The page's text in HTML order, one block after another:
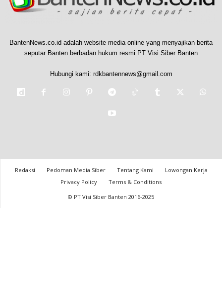
BantenNews.co.id adalah website media online yang menyajikan berita
seputar Banten berbadan hukum resmi PT Visi Siber Banten
Hubungi kami: rdkbantennews@gmail.com
Redaksi Pedoman Media Siber Tentang Kami
Lowongan Kerja
Privacy Policy
Terms & Conditions
© PT Visi Siber Banten 2016-2025